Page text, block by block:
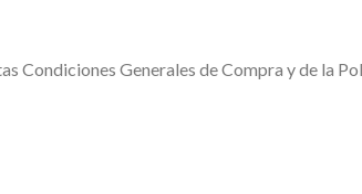
Condiciones Generales de Compra y de la